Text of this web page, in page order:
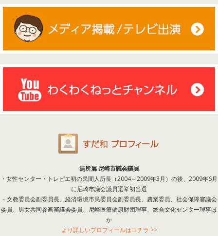
無所属 尼崎市議会議員
・女性センター・トレピエ初の民間人所長（2004～2009年3月）の後、2009年6月
に尼崎市議会議員選挙初当選
・文教委員会副委員長、経済環境市民委員会副委員長、農業委員、社会保障審議会
委員、男女共同参画審議会委員、尼崎医療健康財団理事、総合文化センター理事ほ
か
より詳しいプロフィールはコチラ >>